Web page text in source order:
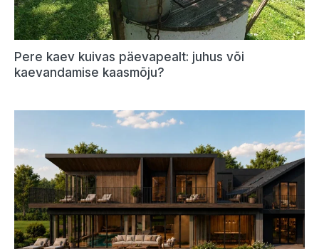
Pere kaev kuivas päevapealt: juhus või
kaevandamise kaasmõju?